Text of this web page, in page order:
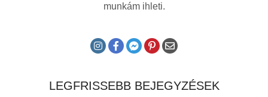
munkám ihleti.
LEGFRISSEBB BEJEGYZÉSEK